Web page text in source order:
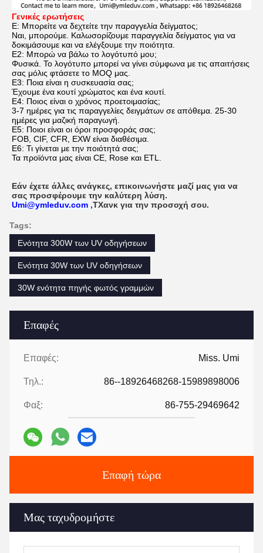
Επαφές
Επαφές: Miss. Umi
Τηλ.: 86--18926468268-15989898006
Φαξ: 86-755-29469642
Επαφή τώρα
Μας ταχυδρομήστε
Γενικές ερωτήσεις
Ε: Μπορείτε να δεχτείτε την παραγγελία δείγματος;
Ναι, μπορούμε. Καλωσορίζουμε παραγγελία δείγματος για να
δοκιμάσουμε και να ελέγξουμε την ποιότητα.
Ε2: Μπορώ να βάλω το λογότυπό μου;
Φυσικά. Το λογότυπο μπορεί να γίνει σύμφωνα με τις απαιτήσεις
σας μόλις φτάσετε το MOQ μας.
Ε3: Ποια είναι η συσκευασία σας;
Έχουμε ένα κουτί χρώματος και ένα κουτί.
Ε4: Ποιος είναι ο χρόνος προετοιμασίας;
3-7 ημέρες για τις παραγγελίες δειγμάτων σε απόθεμα. 25-30
ημέρες για μαζική παραγωγή.
Ε5: Ποιοι είναι οι όροι προσφοράς σας;
FOB, CIF, CFR, EXW είναι διαθέσιμα.
Ε6: Τι γίνεται με την ποιότητά σας;
Τα προϊόντα μας είναι CE, Rose και ETL.
Εάν έχετε άλλες ανάγκες, επικοινωνήστε μαζί μας για να
σας προσφέρουμε την καλύτερη λύση.
Umi@ymleduv.com ,ΤΧανκ για την προσοχή σου.
Tags:
Ενότητα 300W των UV οδηγήσεων
Ενότητα 30W των UV οδηγήσεων
30W ενότητα πηγής φωτός γραμμών